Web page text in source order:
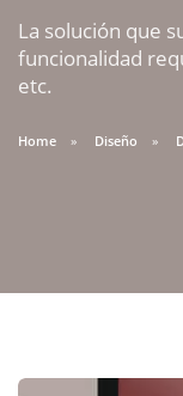
La solución que
funcionalidad
etc.
Home Diseño